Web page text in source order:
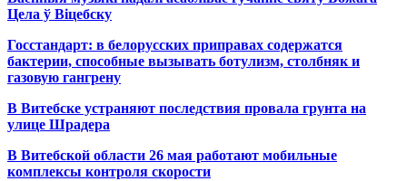
Цела ў Віцебску
Госстандарт: в белорусских приправах содержатся
бактерии, способные вызывать ботулизм, столбняк и
газовую гангрену
В Витебске устраняют последствия провала грунта на
улице Шрадера
В Витебской области 26 мая работают мобильные
комплексы контроля скорости